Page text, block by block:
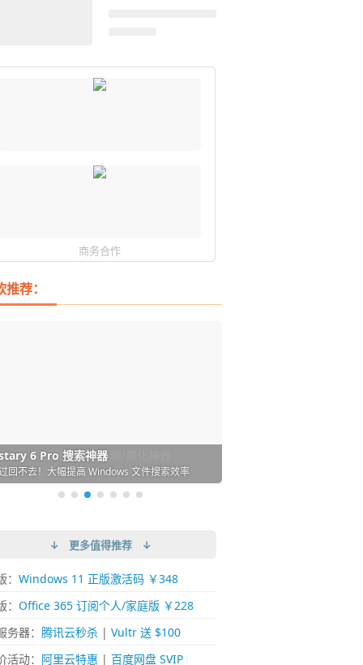
商务合作
荐：
必备的下载神器
的 Windows 平台下载工具
6 Pro 搜索神器
回不去！大幅提高 Windows 文件搜索效率
桌面图标自动整理/美化神器
必备！图标再多桌面也不再凌乱！
Desktop 虚拟机
上流畅运行 Windows (支持 M 芯片)
下载网络视频的神器 (Mac)
下视频，超简单好用！谁用谁知道
- 极简好用的 Markdown 编辑器
写作体验！跨平台支持 Win / Mac
↓ 更多值得推荐 ↓
Windows 11 正版激活码 ￥348
Office 365 订阅个人/家庭版 ￥228
务器： 腾讯云秒杀| Vultr 送 $100
活动： 阿里云特惠 | 百度网盘 SVIP